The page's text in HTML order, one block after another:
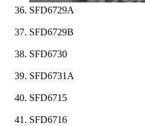
SFD6729A
SFD6729B
SFD6730
SFD6731A
SFD6715
SFD6716